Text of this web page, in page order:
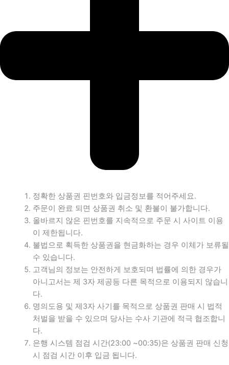
정확한 상품권 핀번호와 입금정보를 적어주세요.
주문이 완료 되면 상품권 취소 및 환불이 불가합니다.
올바르지 않은 핀번호를 지속적으로 주문 시 사이트 이용
이 제한됩니다.
불법으로 획득한 상품권을 현금화하는 경우 이체가 보류될
수 있습니다.
고객님의 정보는 안전하게 보호되며 법률에 의한 경우가
아니고서는 제 3자 제공등 다른 목적으로 이용되지 않습니
다.
명의도용 및 제3자 사기를 목적으로 상품권 판매 시 법적
처벌을 받을 수 있으며 당사는 수사 기관에 적극 협조합니
다.
은행 시스템 점검 시간(23:00 ~00:35)은 상품권 판매 신청
시 점검 시간 이후 입금 됩니다.